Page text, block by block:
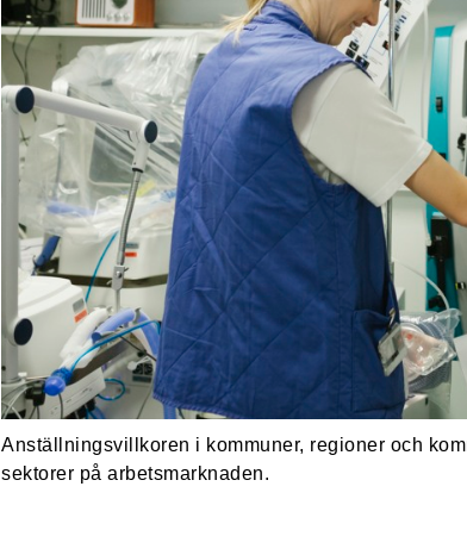
Anställningsvillkoren i kommuner, regioner och
sektorer på arbetsmarknaden.